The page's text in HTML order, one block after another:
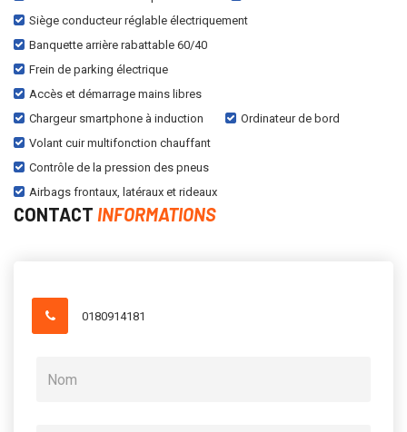
Siège conducteur réglable électriquement
Banquette arrière rabattable 60/40
Frein de parking électrique
Accès et démarrage mains libres
Chargeur smartphone à induction
Ordinateur de bord
Volant cuir multifonction chauffant
Contrôle de la pression des pneus
Airbags frontaux, latéraux et rideaux
CONTACT INFORMATIONS
0180914181